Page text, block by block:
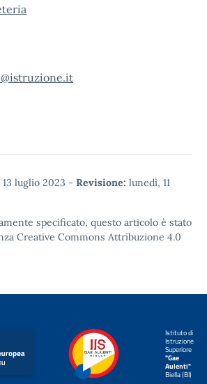
luglio 2023 - Revisione: lunedì, 11
specificato, questo articolo è stato
Creative Commons Attribuzione 4.0
Istituto di
Istruzione
Superiore
"Gae
Aulenti"
Biella (BI)